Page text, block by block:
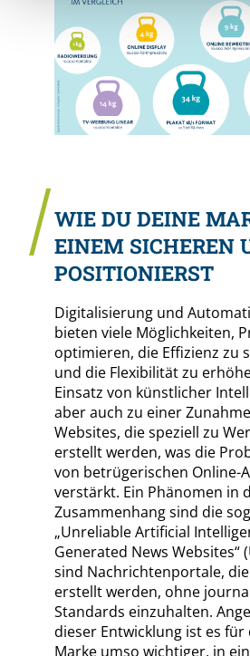
WIE DU DEINE
EINEM SICHEREN
POSITIONIERST
Digitalisierung und
bieten viele Möglichkeiten,
optimieren, die Effizienz zu
und die Flexibilität zu
Einsatz von künstlicher
aber auch zu einer
Websites, die speziell zu
erstellt werden, was die
von betrügerischen Online-
verstärkt. Ein Phänomen in
Zusammenhang sind die
„Unreliable Artificial
Generated News Websites“
sind Nachrichtenportale, die
erstellt werden, ohne
Standards einzuhalten.
dieser Entwicklung ist es für
Marke umso wichtiger, in